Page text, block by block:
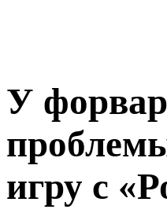
У
игру с